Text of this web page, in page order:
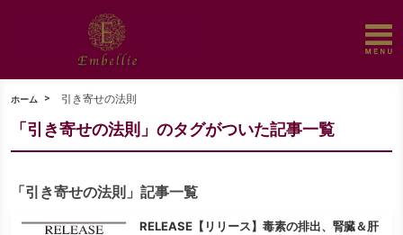
ホーム 引き寄せの法則
「引き寄せの法則」のタグがついた記事一覧
「引き寄せの法則」記事一覧
RELEASE【リリース】毒素の排出、腎臓＆肝